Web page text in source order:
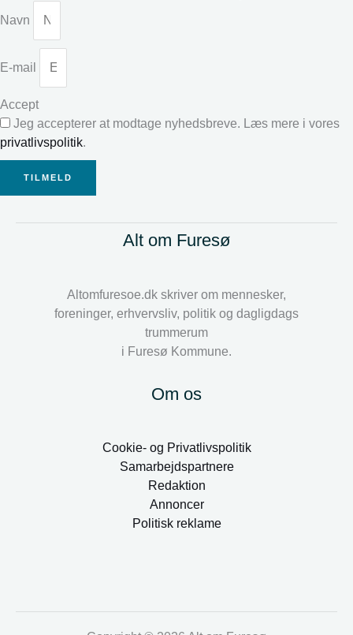
Navn
E-mail
Accept
Jeg accepterer at modtage nyhedsbreve. Læs mere i vores
privatlivspolitik.
TILMELD
Alt om Furesø
Altomfuresoe.dk skriver om mennesker,
foreninger, erhvervsliv, politik og dagligdags
trummerum
i Furesø Kommune.
Om os
Cookie- og Privatlivspolitik
Samarbejdspartnere
Redaktion
Annoncer
Politisk reklame